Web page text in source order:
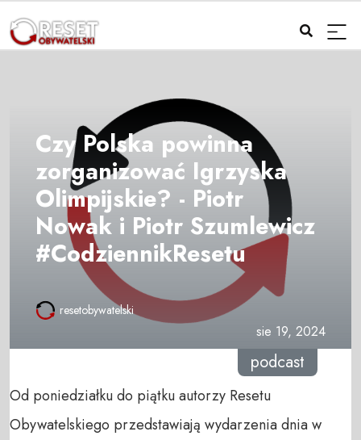
Czy Polska powinna
zorganizować Igrzyska
Olimpijskie? - Piotr
Nowak i Piotr Szumlewicz
#CodziennikResetu
resetobywatelski
sie 19, 2024
podcast
Od poniedziałku do piątku autorzy Resetu
Obywatelskiego przedstawiają wydarzenia dnia w